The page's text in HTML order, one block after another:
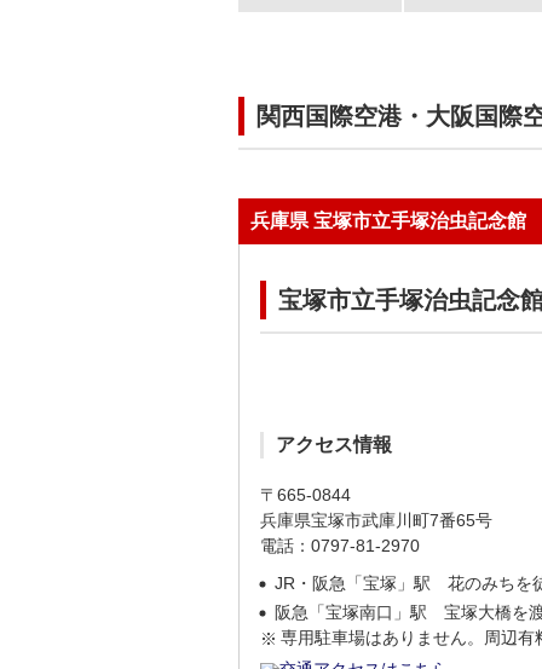
関西国際空港・大阪国際
兵庫県 宝塚市立手塚治虫記念館
宝塚市立手塚治虫記念
アクセス情報
〒665-0844
兵庫県宝塚市武庫川町7番65号
電話：0797-81-2970
JR・阪急「宝塚」駅 花のみちを
阪急「宝塚南口」駅 宝塚大橋を
専用駐車場はありません。周辺有